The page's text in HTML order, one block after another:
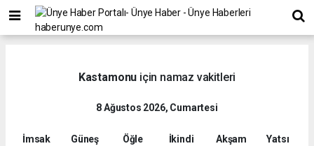
Kastamonu için namaz vakitleri
8 Ağustos 2026, Cumartesi
İmsak
Güneş
Öğle
İkindi
Akşam
Yatsı